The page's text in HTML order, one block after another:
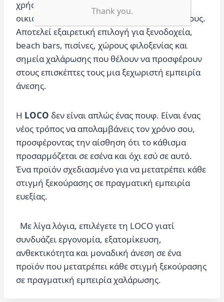
χρήση την καθιστούν ιδανική τόσο για
οικιακούς όσο και για επαγγελματικούς χώρους.
Αποτελεί εξαιρετική επιλογή για ξενοδοχεία,
beach bars, πισίνες, χώρους φιλοξενίας και
σημεία χαλάρωσης που θέλουν να προσφέρουν
στους επισκέπτες τους μια ξεχωριστή εμπειρία
άνεσης.
Η LOCO δεν είναι απλώς ένας πουφ. Είναι ένας
νέος τρόπος να απολαμβάνεις τον χρόνο σου,
προσφέροντας την αίσθηση ότι το κάθισμα
προσαρμόζεται σε εσένα και όχι εσύ σε αυτό.
Ένα προϊόν σχεδιασμένο για να μετατρέπει κάθε
στιγμή ξεκούρασης σε πραγματική εμπειρία
ευεξίας.
Με λίγα λόγια, επιλέγετε τη LOCO γιατί
συνδυάζει εργονομία, εξατομίκευση,
ανθεκτικότητα και μοναδική άνεση σε ένα
προϊόν που μετατρέπει κάθε στιγμή ξεκούρασης
σε πραγματική εμπειρία χαλάρωσης.
Thank you.